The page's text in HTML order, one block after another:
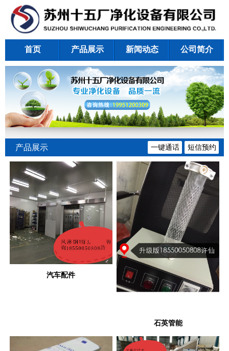
首页 产品展示 新闻动态 公司简介
产品展示 短信预约
一键通话
汽车配件
石英管能